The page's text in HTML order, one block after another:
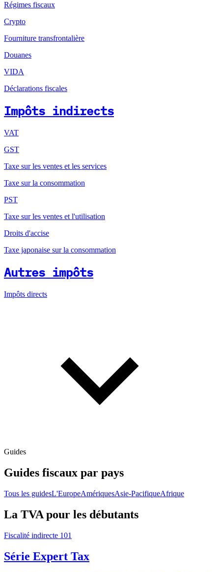
Régimes fiscaux
Crypto
Fourniture transfrontalière
Douanes
VIDA
Déclarations fiscales
Impôts indirects
VAT
GST
Taxe sur les ventes et les services
Taxe sur la consommation
PST
Taxe sur les ventes et l'utilisation
Droits d'accise
Taxe japonaise sur la consommation
Autres impôts
Impôts directs
Guides
Guides fiscaux par pays
Tous les guidesL'EuropeAmériquesAsie-PacifiqueAfrique
La TVA pour les débutants
Fiscalité indirecte 101
Série Expert Tax